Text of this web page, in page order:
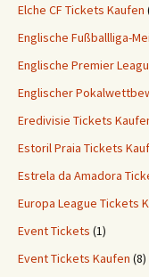
Elche CF Tickets Kaufen
Englische Fußballliga-
Englische Premier
Englischer
Eredivisie Tickets
Estoril Praia Tickets
Estrela da Amadora
Europa League Tickets
Event Tickets (1)
Event Tickets Kaufen (8)